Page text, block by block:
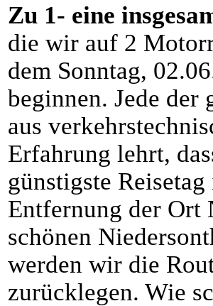
Zu 1- eine
die wir auf 2
dem Sonntag,
beginnen. Jede der
aus
Erfahrung lehrt,
günstigste
Entfernung der Ort
schönen
werden wir die
zurücklegen. Wie